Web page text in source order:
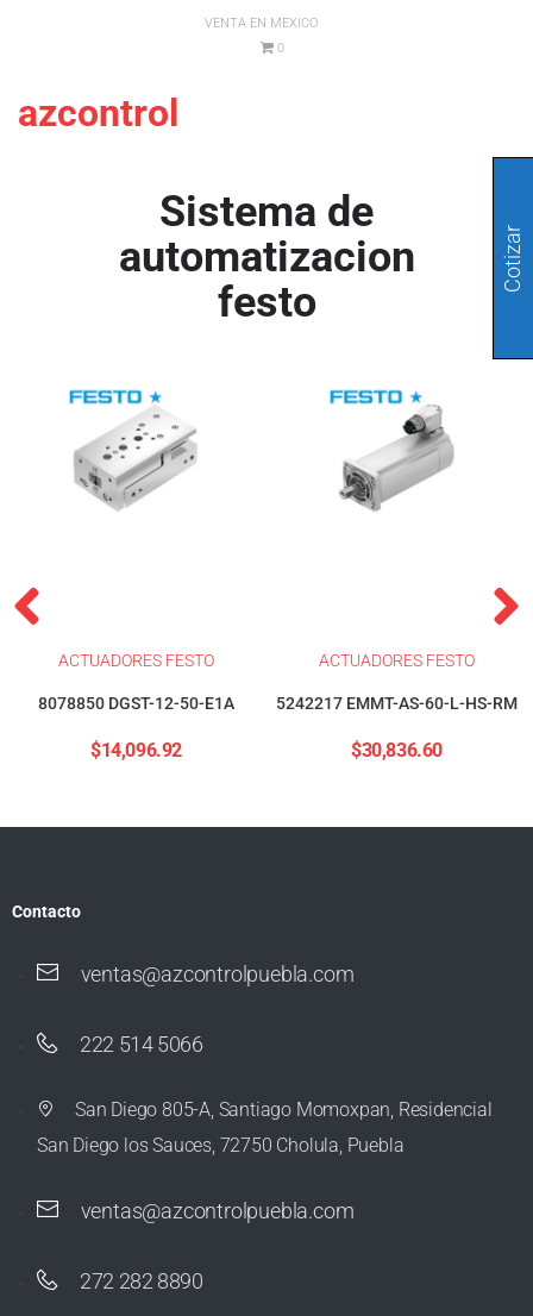
VENTA EN MEXICO
0
azcontrol
Sistema de
automatizacion
festo
ACTUADORES FESTO
8078850 DGST-12-50-E1A
$14,096.92
ACTUADORES FESTO
5242217 EMMT-AS-60-L-HS-RM
$30,836.60
Contacto
ventas@azcontrolpuebla.com
222 514 5066
San Diego 805-A, Santiago Momoxpan, Residencial
San Diego los Sauces, 72750 Cholula, Puebla
ventas@azcontrolpuebla.com
272 282 8890
Cotizar